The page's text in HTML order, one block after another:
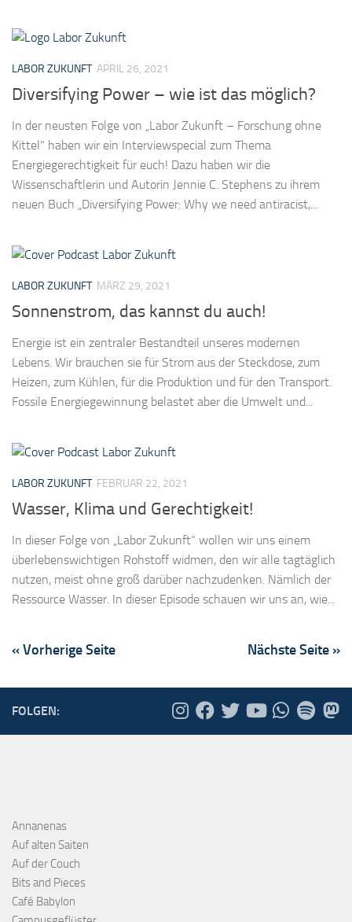
LABOR ZUKUNFT APRIL 26, 2021
Diversifying Power – wie ist das möglich?
In der neusten Folge von „Labor Zukunft – Forschung ohne
Kittel“ haben wir ein Interviewspecial zum Thema
Energiegerechtigkeit für euch! Dazu haben wir die
Wissenschaftlerin und Autorin Jennie C. Stephens zu ihrem
neuen Buch „Diversifying Power: Why we need antiracist,...
LABOR ZUKUNFT MÄRZ 29, 2021
Sonnenstrom, das kannst du auch!
Energie ist ein zentraler Bestandteil unseres modernen
Lebens. Wir brauchen sie für Strom aus der Steckdose, zum
Heizen, zum Kühlen, für die Produktion und für den Transport.
Fossile Energiegewinnung belastet aber die Umwelt und...
LABOR ZUKUNFT FEBRUAR 22, 2021
Wasser, Klima und Gerechtigkeit!
In dieser Folge von „Labor Zukunft“ wollen wir uns einem
überlebenswichtigen Rohstoff widmen, den wir alle tagtäglich
nutzen, meist ohne groß darüber nachzudenken. Nämlich der
Ressource Wasser. In dieser Episode schauen wir uns an, wie...
« Vorherige Seite Nächste Seite »
FOLGEN:
Annanenas
Auf alten Saiten
Auf der Couch
Bits and Pieces
Café Babylon